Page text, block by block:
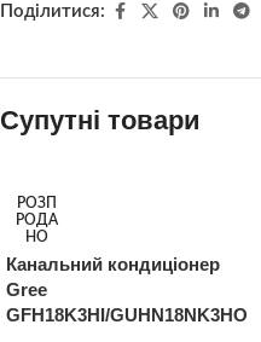
Поділитися:
Супутні товари
РОЗП
РОДА
НО
Канальний кондиціонер
Gree
GFH18K3HI/GUHN18NK3HO